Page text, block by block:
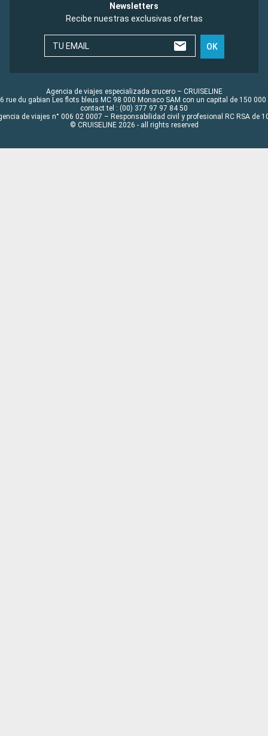
Newsletters
Recibe nuestras exclusivas ofertas
TU EMAIL OK
Agencia de viajes especializada crucero – CRUISELINE
rue du gabian Les flots bleus MC 98 000 Monaco SAM con un capital de 150 000
contact tel : (00) 377 97 97 84 50
de viajes n° 006 02 0007 – Responsabilidad civil y profesional RC RSA de
© CRUISELINE 2026 - all rights reserved